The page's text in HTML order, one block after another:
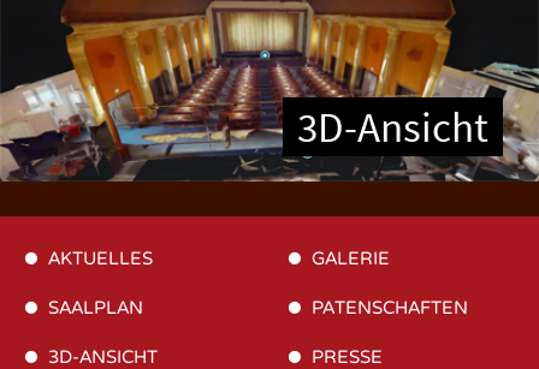
3D-Ansicht
AKTUELLES
SAALPLAN
3D-ANSICHT
GALERIE
PATENSCHAFTEN
PRESSE